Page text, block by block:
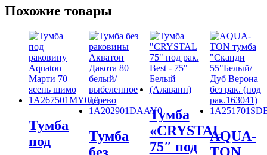
Похожие товары
Тумба
под
Тумба
без
Тумба
«CRYSTAL
75″ под
AQUA-
TON